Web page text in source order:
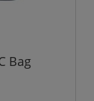
Bag